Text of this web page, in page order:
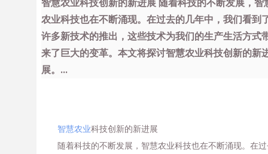
智慧农业科技创新的新进展 随着科技的不断发展，智
农业科技也在不断涌现。在过去的几年中，我们看到
许多新技术的推出，这些技术为我们的生产生活方式
来了巨大的变革。本文将探讨智慧农业科技创新的新
展。...
智慧农业科技创新的新进展
随着科技的不断发展，智慧农业科技也在不断涌现。在